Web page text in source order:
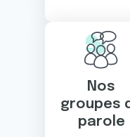
Nos
groupes
parole